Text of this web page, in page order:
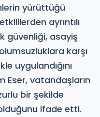
yürüttüğü
ayrıntılı
güvenliği, asayiş
karşı
uygulandığını
Eser, vatandaşların
bir şekilde
ifade etti.